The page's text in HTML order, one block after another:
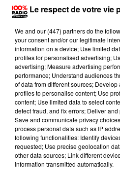
Lecture (1 min 13 sec)
100%
Le respect de votre vie
We and our (447) partnersdo the
your consent and/or our legitimate
information on a device; Use limited
profiles for personalised advertising;
advertising; Measure advertising
performance; Understand audiences
of data from different sources;
profiles to personalise content; Use
content; Use limited data to select
detect fraud, and fix errors; Deliver
Save and communicate privacy
process personal data such as IP
following functionalities: Identify
requested; Use precise geolocation
other data sources; Link different
information transmitted automatically.